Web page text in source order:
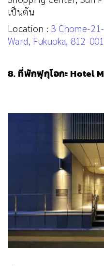
เป็นต้น
Location : 3 Chome-
Ward, Fukuoka, 812-
8. ที่พักฟุกุโอกะ Hotel